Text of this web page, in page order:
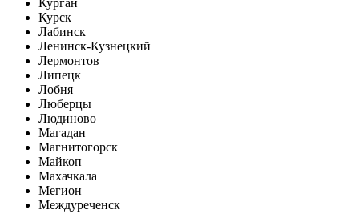
Курск
Лабинск
Ленинск-Кузнецкий
Лермонтов
Липецк
Лобня
Люберцы
Людиново
Магадан
Магнитогорск
Майкоп
Махачкала
Мегион
Междуреченск